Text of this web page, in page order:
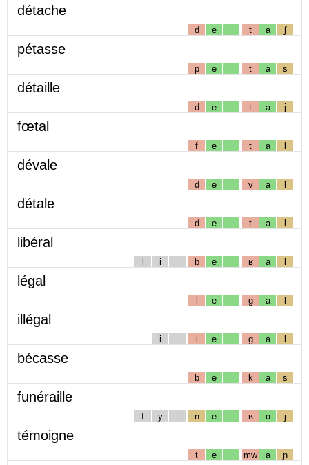
détache
d e t a ʃ
pétasse
p e t a s
détaille
d e t a j
fœtal
f e t a l
dévale
d e v a l
détale
d e t a l
libéral
l i b e ʁ a l
légal
l e g a l
illégal
i l e g a l
bécasse
b e k a s
funéraille
f y n e ʁ ɑ j
témoigne
t e mw a ɲ